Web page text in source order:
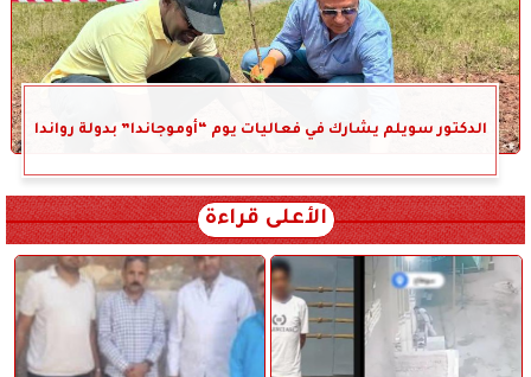
الدكتور سويلم يشارك في فعاليات يوم “أوموجاندا” بدولة رواندا
الأعلى قراءة